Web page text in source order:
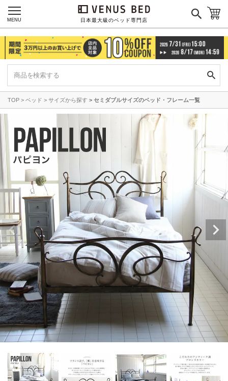
日本最大級のベッド専門店
MENU
TOP ベッド サイズから探す セミダブルサイズのベッド・フレーム一覧